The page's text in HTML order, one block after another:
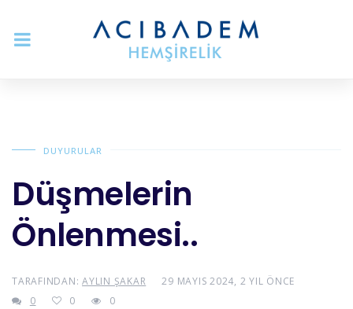
DUYURULAR
Düşmelerin
Önlenmesi..
TARAFINDAN: AYLIN ŞAKAR
29 MAYIS 2024, 2 YIL ÖNCE
0
0 0